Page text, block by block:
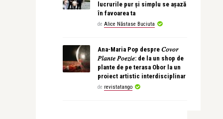
lucrurile pur și simplu se așază
în favoarea ta
de Alice Năstase Buciuta
Ana-Maria Pop despre 𝐶𝑜𝑣𝑜𝑟
𝑃𝑙𝑎𝑛𝑡𝑒 𝑃𝑜𝑒𝑧𝑖𝑒: de la un shop de
plante de pe terasa Obor la un
proiect artistic interdisciplinar
de revistatango